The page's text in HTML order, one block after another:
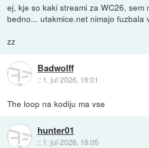
ej, kje so kaki streami za WC26, sem
bedno... utakmice.net nimajo fuzbala
zz
Badwolff
:: 1. jul 2026, 16:01
The loop na kodiju ma vse
hunter01
:: 1. jul 2026, 16:05